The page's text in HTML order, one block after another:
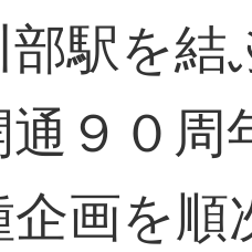
駅を結
９０
企画を